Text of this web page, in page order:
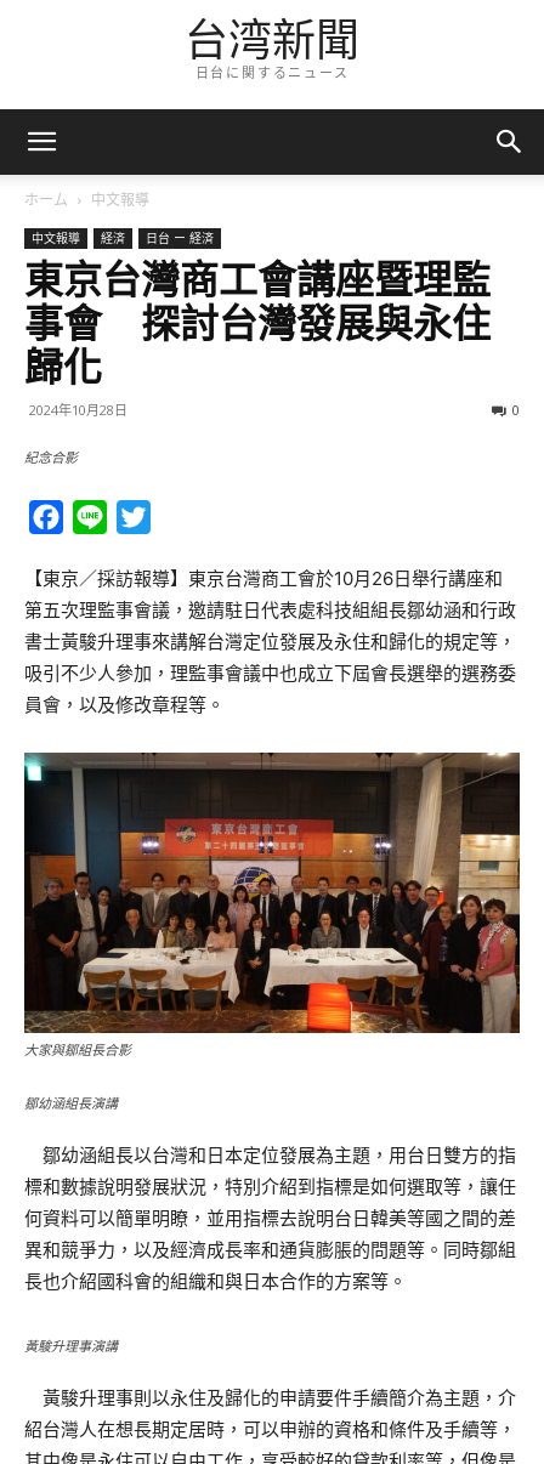
台湾新聞
日台に関するニュース
ホーム 中文報導
中文報導 経済 日台 ー 経済
東京台灣商工會講座暨理監
事會 探討台灣發展與永住
歸化
2024年10月28日 0
紀念合影
Facebook
Line
【東京／採訪報導】東京台灣商工會於10月26日舉行講座和
第五次理監事會議，邀請駐日代表處科技組組長鄒幼涵和行政
書士黃駿升理事來講解台灣定位發展及永住和歸化的規定等，
吸引不少人參加，理監事會議中也成立下屆會長選舉的選務委
員會，以及修改章程等。
大家與鄒組長合影
鄒幼涵組長演講
鄒幼涵組長以台灣和日本定位發展為主題，用台日雙方的指
標和數據說明發展狀況，特別介紹到指標是如何選取等，讓任
何資料可以簡單明瞭，並用指標去說明台日韓美等國之間的差
異和競爭力，以及經濟成長率和通貨膨脹的問題等。同時鄒組
長也介紹國科會的組織和與日本合作的方案等。
黃駿升理事演講
黃駿升理事則以永住及歸化的申請要件手續簡介為主題，介
紹台灣人在想長期定居時，可以申辦的資格和條件及手續等，